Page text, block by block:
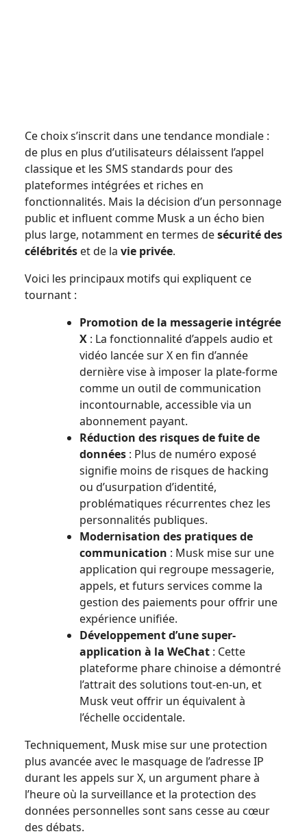
Ce choix s’inscrit dans une tendance mondiale :
de plus en plus d’utilisateurs délaissent l’appel
classique et les SMS standards pour des
plateformes intégrées et riches en
fonctionnalités. Mais la décision d’un personnage
public et influent comme Musk a un écho bien
plus large, notamment en termes desécurité des
célébrités et de la vie privée.
Voici les principaux motifs qui expliquent ce
tournant :
Promotion de la messagerie intégrée
X : La fonctionnalité d’appels audio et
vidéo lancée sur X en fin d’année
dernière vise à imposer la plate-forme
comme un outil de communication
incontournable, accessible via un
abonnement payant.
Réduction des risques de fuite de
données : Plus de numéro exposé
signifie moins de risques de hacking
ou d’usurpation d’identité,
problématiques récurrentes chez les
personnalités publiques.
Modernisation des pratiques de
communication : Musk mise sur une
application qui regroupe messagerie,
appels, et futurs services comme la
gestion des paiements pour offrir une
expérience unifiée.
Développement d’une super-
application à la WeChat : Cette
plateforme phare chinoise a démontré
l’attrait des solutions tout-en-un, et
Musk veut offrir un équivalent à
l’échelle occidentale.
Techniquement, Musk mise sur une protection
plus avancée avec le masquage de l’adresse IP
durant les appels sur X, un argument phare à
l’heure où la surveillance et la protection des
données personnelles sont sans cesse au cœur
des débats.